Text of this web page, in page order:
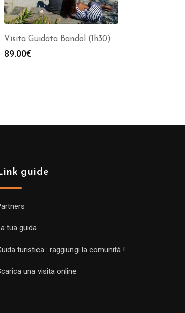
Visita Guidata Bandol (1h30)
89.00€
guide
tua guida
turistica : raggiungi la comunità !
una visita online